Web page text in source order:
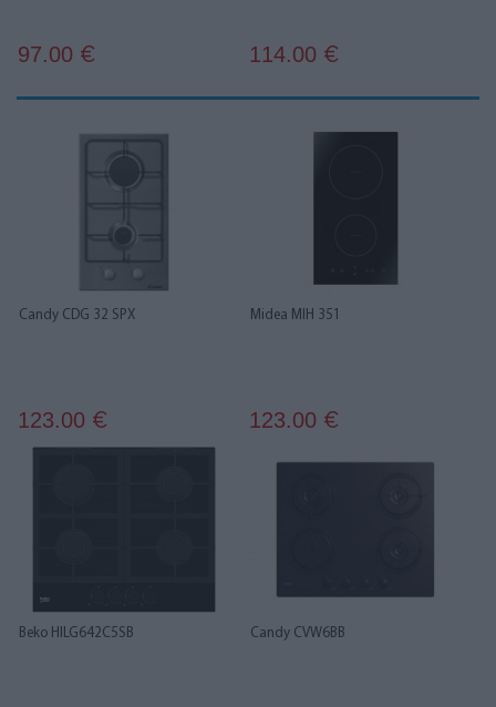
97.00 € 114.00 €
Candy CDG 32 SPX
123.00 €
Midea MIH 351
123.00 €
Beko HILG642C5SB Candy CVW6BB